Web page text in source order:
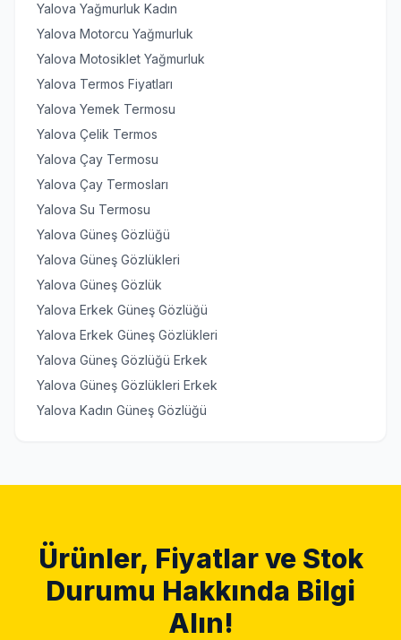
Yalova Yağmurluk Kadın
Yalova Motorcu Yağmurluk
Yalova Motosiklet Yağmurluk
Yalova Termos Fiyatları
Yalova Yemek Termosu
Yalova Çelik Termos
Yalova Çay Termosu
Yalova Çay Termosları
Yalova Su Termosu
Yalova Güneş Gözlüğü
Yalova Güneş Gözlükleri
Yalova Güneş Gözlük
Yalova Erkek Güneş Gözlüğü
Yalova Erkek Güneş Gözlükleri
Yalova Güneş Gözlüğü Erkek
Yalova Güneş Gözlükleri Erkek
Yalova Kadın Güneş Gözlüğü
Ürünler, Fiyatlar ve Stok
Durumu Hakkında Bilgi
Alın!